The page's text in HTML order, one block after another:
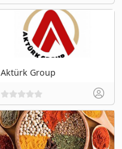
Aktürk Group